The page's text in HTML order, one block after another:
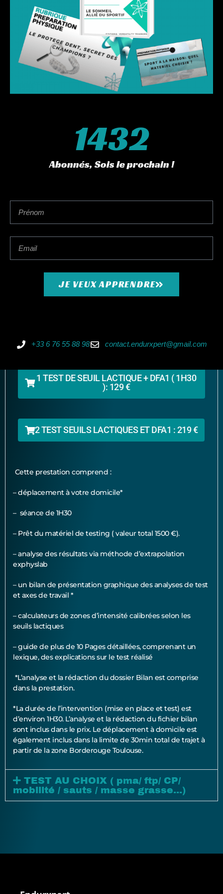
l’utiliser au quotidien à l’entrainement.
Ingénieur en sciences du sport et formés aux techniques
de testing performance en laboratoire, Coach Ph raffole
des données scientifiques. Il est désormais rôdé à la
pratique et l’interprétation de ces tests.
Voici le déroulement de la prestation :
1- Réserver la formule de votre choix juste ci-dessous
consultation à domicile.
3- Le jour du test, laissez-vous guider. Coach PH arrivera
vous pourrez même lui poser quelque questions
est donc facile d’enchainer vélo puis course à pied, soit le
jour même ou à un jour d’intervalle. La durée de
l’intervention (mise en place et test) est d’environ 1H30
complet de vos tests, graphiques et explications à l’appuis,
ainsi que les axes de développement concis et simplifié,
et zones d’entrainements.
home trainer).
1 TEST DE SEUIL LACTIQUE + DFA1 ( 1H30
): 129 €
2 TEST SEUILS LACTIQUES ET DFA1 : 219 €
Cette prestation comprend :
– déplacement à votre domicile*
– séance de 1H30
– Prêt du matériel de testing ( valeur total 1500 €).
– analyse des résultats via méthode d’extrapolation
exphyslab
– un bilan de présentation graphique des analyses de test
et axes de travail *
– calculateurs de zones d’intensité calibrées selon les
seuils lactiques
– guide de plus de 10 Pages détaillées, comprenant un
lexique, des explications sur le test réalisé
*L’analyse et la rédaction du dossier Bilan est comprise
dans la prestation.
*La durée de l’intervention (mise en place et test) est
d’environ 1H30. L’analyse et la rédaction du fichier bilan
sont inclus dans le prix. Le déplacement à domicile est
également inclus dans la limite de 30min total de trajet à
partir de la zone Borderouge Toulouse.
TEST AU CHOIX ( pma/ ftp/ CP/
mobilité / sauts / masse grasse...)
Abonnés, Sois le prochain !
1432
JE VEUX APPRENDRE
+33 6 76 55 88 98 contact.endurxpert@gmail.com